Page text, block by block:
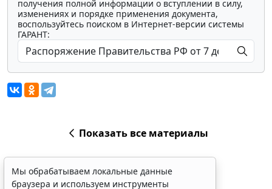
получения полной информации о вступлении в силу,
изменениях и порядке применения документа,
воспользуйтесь поиском в Интернет-версии системы
ГАРАНТ:
Показать все материалы
Мы обрабатываем локальные данные
браузера и используем инструменты